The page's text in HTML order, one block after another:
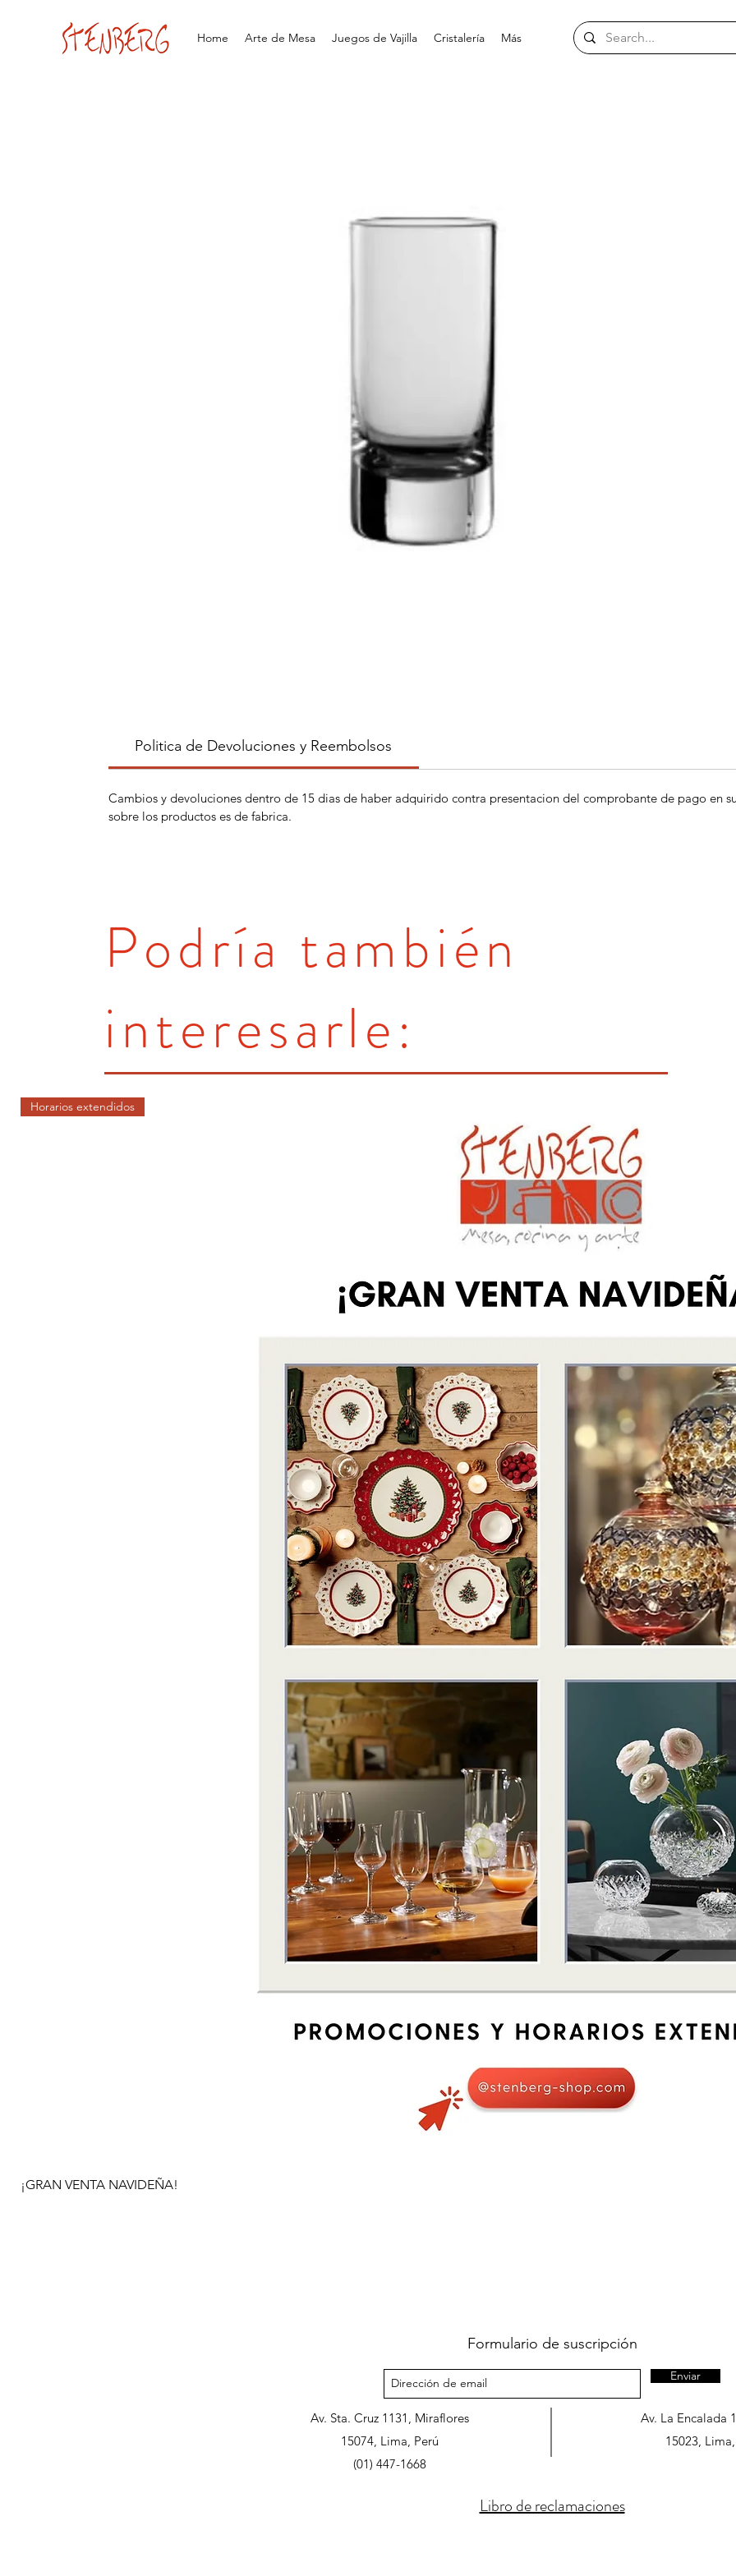
Home Arte de Mesa Juegos de Vajilla Cristalería Más
Politica de Devoluciones y Reembolsos
Cambios y devoluciones dentro de 15 dias de haber adquirido contra presentacion del comprobante de pago en
sobre los productos es de fabrica.
Horarios extendidos
¡GRAN VENTA NAVIDEÑA!
Podría también
interesarle:
Formulario de suscripción
Enviar
Av. Sta. Cruz 1131, Miraflores
15074, Lima, Perú
Av. La Encalada
15023,
(01) 447-1668
Libro de reclamaciones